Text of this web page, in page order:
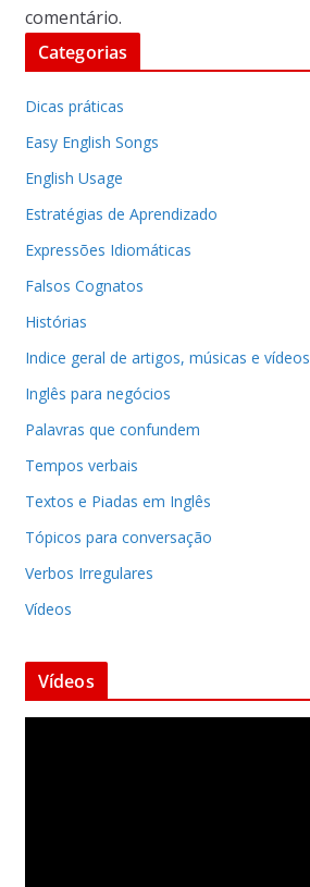
comentário.
Categorias
Dicas práticas
Easy English Songs
English Usage
Estratégias de Aprendizado
Expressões Idiomáticas
Falsos Cognatos
Histórias
Indice geral de artigos, músicas e vídeos
Inglês para negócios
Palavras que confundem
Tempos verbais
Textos e Piadas em Inglês
Tópicos para conversação
Verbos Irregulares
Vídeos
Vídeos